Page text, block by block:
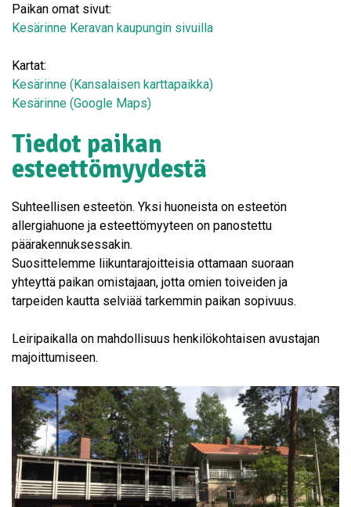
Paikan omat sivut:
Kesärinne Keravan kaupungin sivuilla
Kartat:
Kesärinne (Kansalaisen karttapaikka)
Kesärinne (Google Maps)
Tiedot paikan
esteettömyydestä
Suhteellisen esteetön. Yksi huoneista on esteetön
allergiahuone ja esteettömyyteen on panostettu
päärakennuksessakin.
Suosittelemme liikuntarajoitteisia ottamaan suoraan
yhteyttä paikan omistajaan, jotta omien toiveiden ja
tarpeiden kautta selviää tarkemmin paikan sopivuus.
Leiripaikalla on mahdollisuus henkilökohtaisen avustajan
majoittumiseen.